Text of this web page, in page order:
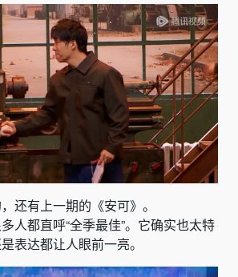
还有上一期的《安可》。
人都直呼“全季最佳”。它确实也太特
表达都让人眼前一亮。